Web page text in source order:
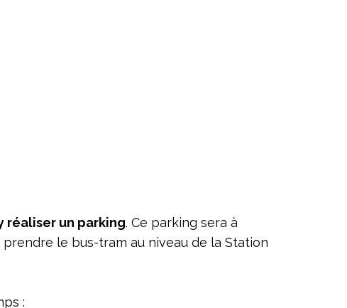
réaliser un parking. Ce parking sera à
le bus-tram au niveau de la Station
: